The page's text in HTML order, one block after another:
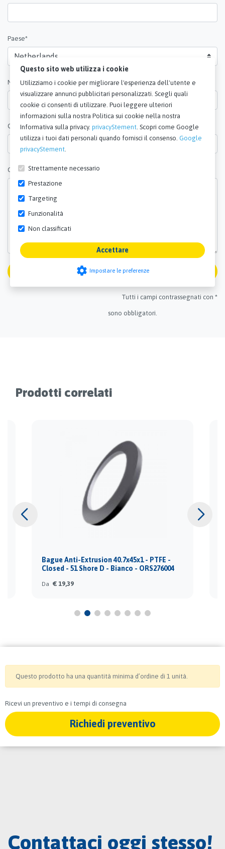
Paese*
Numero di telefono
Quantità*
Osservazioni*
Spedizione
Tutti i campi contrassegnati con *
sono obbligatori.
Prodotti correlati
Bague Anti-Extrusion 40.7x45x1 - PTFE -
Closed - 51 Shore D - Bianco - ORS276004
Da € 19,39
Questo prodotto ha una quantità minima d’ordine di 1 unità.
Ricevi un preventivo e i tempi di consegna
Richiedi preventivo
Contattaci oggi stesso!
Questo sito web utilizza i cookie
Utilizziamo i cookie per migliorare l'esperienza dell'utente e
visualizzare annunci pubblicitari personalizzati. Scegli quali
cookie ci consenti di utilizzare. Puoi leggere ulteriori
informazioni sulla nostra Politica sui cookie nella nostra
Informativa sulla privacy. privacyStement . Scopri come Google
utilizza i tuoi dati personali quando fornisci il consenso. Google
privacyStement
Strettamente necessario
Prestazione
Targeting
Funzionalità
Non classificati
Accettare
settings Impostare le preferenze